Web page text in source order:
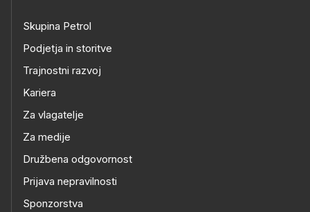
Skupina Petrol
Podjetja in storitve
Trajnostni razvoj
Kariera
Za vlagatelje
Za medije
Družbena odgovornost
Prijava nepravilnosti
Sponzorstva